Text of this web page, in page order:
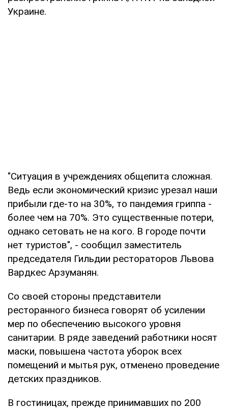
Украине.
"Ситуация в учреждениях общепита сложная.
Ведь если экономический кризис урезал наши
прибыли где-то на 30%, то пандемия гриппа -
более чем на 70%. Это существенные потери,
однако сетовать не на кого. В городе почти
нет туристов", - сообщил заместитель
председателя Гильдии рестораторов Львова
Вардкес Арзуманян.
Со своей стороны представители
ресторанного бизнеса говорят об усилении
мер по обеспечению высокого уровня
санитарии. В ряде заведений работники носят
маски, повышена частота уборок всех
помещений и мытья рук, отменено проведение
детских праздников.
В гостиницах, прежде принимавших по 200